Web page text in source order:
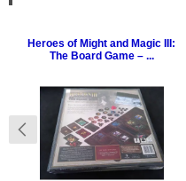
Heroes of Might and Magic III:
The Board Game – ...